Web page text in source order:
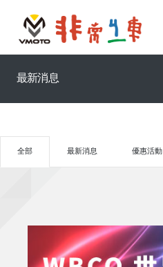
最新消息
全部 最新消息 優惠活動